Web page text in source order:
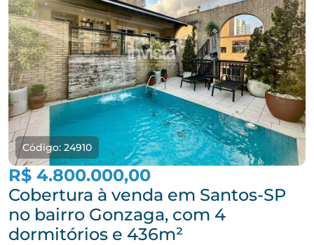
Código: 24910
R$ 4.800.000,00
Cobertura à venda em Santos-SP
no bairro Gonzaga, com 4
dormitórios e 436m²